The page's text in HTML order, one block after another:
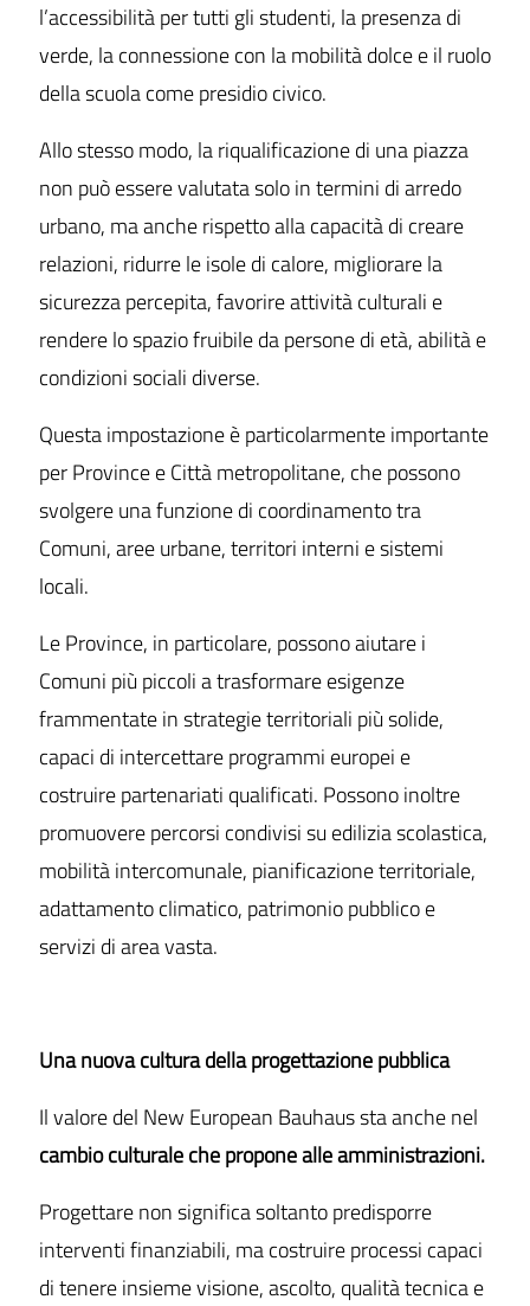
l’accessibilità per tutti gli studenti, la presenza di
verde, la connessione con la mobilità dolce e il ruolo
della scuola come presidio civico.
Allo stesso modo, la riqualificazione di una piazza
non può essere valutata solo in termini di arredo
urbano, ma anche rispetto alla capacità di creare
relazioni, ridurre le isole di calore, migliorare la
sicurezza percepita, favorire attività culturali e
rendere lo spazio fruibile da persone di età, abilità e
condizioni sociali diverse.
Questa impostazione è particolarmente importante
per Province e Città metropolitane, che possono
svolgere una funzione di coordinamento tra
Comuni, aree urbane, territori interni e sistemi
locali.
Le Province, in particolare, possono aiutare i
Comuni più piccoli a trasformare esigenze
frammentate in strategie territoriali più solide,
capaci di intercettare programmi europei e
costruire partenariati qualificati. Possono inoltre
promuovere percorsi condivisi su edilizia scolastica,
mobilità intercomunale, pianificazione territoriale,
adattamento climatico, patrimonio pubblico e
servizi di area vasta.
Una nuova cultura della progettazione pubblica
Il valore del New European Bauhaus sta anche nel
cambio culturale che propone alle amministrazioni.
Progettare non significa soltanto predisporre
interventi finanziabili, ma costruire processi capaci
di tenere insieme visione, ascolto, qualità tecnica e